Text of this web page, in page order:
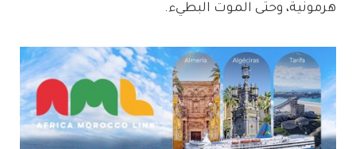
هرمونية، وحتى الموت البطيء.